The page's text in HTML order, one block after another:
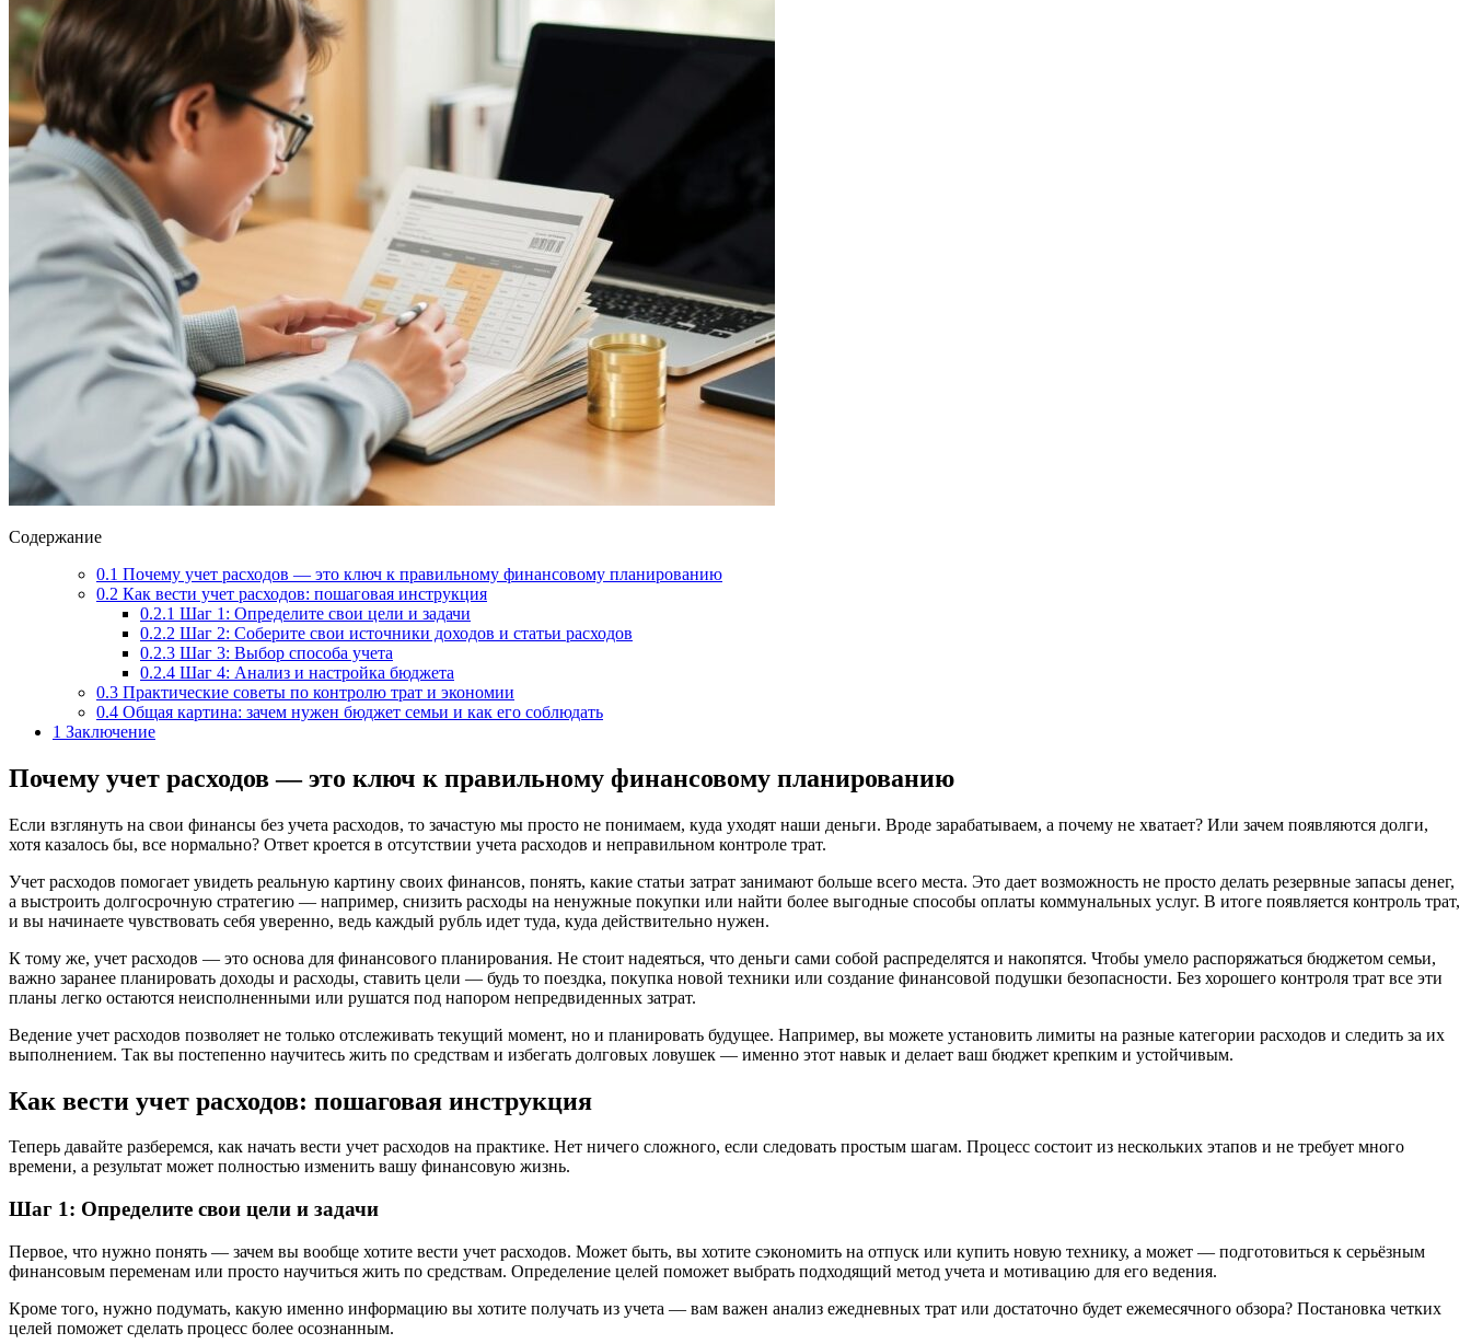
Содержание
0.1 Почему учет расходов — это ключ к правильному финансовому планированию
0.2 Как вести учет расходов: пошаговая инструкция
0.2.1 Шаг 1: Определите свои цели и задачи
0.2.2 Шаг 2: Соберите свои источники доходов и статьи расходов
0.2.3 Шаг 3: Выбор способа учета
0.2.4 Шаг 4: Анализ и настройка бюджета
0.3 Практические советы по контролю трат и экономии
0.4 Общая картина: зачем нужен бюджет семьи и как его соблюдать
1 Заключение
Почему учет расходов — это ключ к правильному финансовому планированию
Если взглянуть на свои финансы без учета расходов, то зачастую мы просто не понимаем, куда уходят наши деньги. Вроде зарабатываем, а почему не хватает? Или зачем появляются долги,
хотя казалось бы, все нормально? Ответ кроется в отсутствии учета расходов и неправильном контроле трат.
Учет расходов помогает увидеть реальную картину своих финансов, понять, какие статьи затрат занимают больше всего места. Это дает возможность не просто делать резервные запасы денег,
а выстроить долгосрочную стратегию — например, снизить расходы на ненужные покупки или найти более выгодные способы оплаты коммунальных услуг. В итоге появляется контроль трат,
и вы начинаете чувствовать себя уверенно, ведь каждый рубль идет туда, куда действительно нужен.
К тому же, учет расходов — это основа для финансового планирования. Не стоит надеяться, что деньги сами собой распределятся и накопятся. Чтобы умело распоряжаться бюджетом семьи,
важно заранее планировать доходы и расходы, ставить цели — будь то поездка, покупка новой техники или создание финансовой подушки безопасности. Без хорошего контроля трат все эти
планы легко остаются неисполненными или рушатся под напором непредвиденных затрат.
Ведение учет расходов позволяет не только отслеживать текущий момент, но и планировать будущее. Например, вы можете установить лимиты на разные категории расходов и следить за их
выполнением. Так вы постепенно научитесь жить по средствам и избегать долговых ловушек — именно этот навык и делает ваш бюджет крепким и устойчивым.
Как вести учет расходов: пошаговая инструкция
Теперь давайте разберемся, как начать вести учет расходов на практике. Нет ничего сложного, если следовать простым шагам. Процесс состоит из нескольких этапов и не требует много
времени, а результат может полностью изменить вашу финансовую жизнь.
Шаг 1: Определите свои цели и задачи
Первое, что нужно понять — зачем вы вообще хотите вести учет расходов. Может быть, вы хотите сэкономить на отпуск или купить новую технику, а может — подготовиться к серьёзным
финансовым переменам или просто научиться жить по средствам. Определение целей поможет выбрать подходящий метод учета и мотивацию для его ведения.
Кроме того, нужно подумать, какую именно информацию вы хотите получать из учета — вам важен анализ ежедневных трат или достаточно будет ежемесячного обзора? Постановка четких
целей поможет сделать процесс более осознанным.